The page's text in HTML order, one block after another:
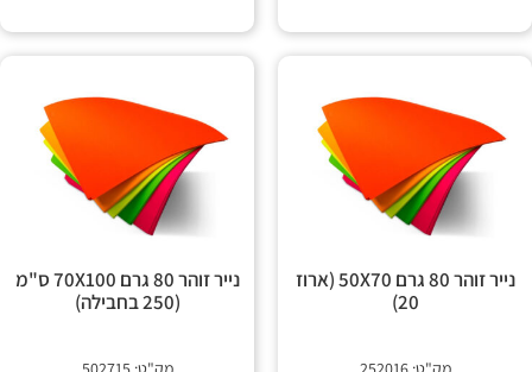
נייר זוהר 80 גרם 50X70 (ארוז
20)
נייר זוהר 80 גרם 70X100 ס"מ
(250 בחבילה)